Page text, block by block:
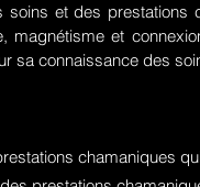
soins et des prestations
magnétisme et
sa connaissance des
chamaniques